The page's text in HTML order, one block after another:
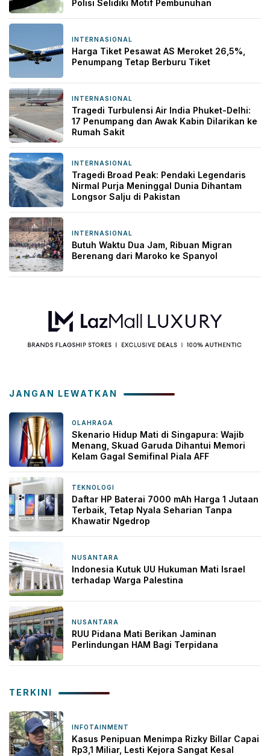
Polisi Selidiki Motif Pembunuhan
INTERNASIONAL
Harga Tiket Pesawat AS Meroket 26,5%,
Penumpang Tetap Berburu Tiket
INTERNASIONAL
Tragedi Turbulensi Air India Phuket-Delhi:
17 Penumpang dan Awak Kabin Dilarikan ke
Rumah Sakit
INTERNASIONAL
Tragedi Broad Peak: Pendaki Legendaris
Nirmal Purja Meninggal Dunia Dihantam
Longsor Salju di Pakistan
INTERNASIONAL
Butuh Waktu Dua Jam, Ribuan Migran
Berenang dari Maroko ke Spanyol
JANGAN LEWATKAN
OLAHRAGA
Skenario Hidup Mati di Singapura: Wajib
Menang, Skuad Garuda Dihantui Memori
Kelam Gagal Semifinal Piala AFF
TEKNOLOGI
Daftar HP Baterai 7000 mAh Harga 1 Jutaan
Terbaik, Tetap Nyala Seharian Tanpa
Khawatir Ngedrop
NUSANTARA
Indonesia Kutuk UU Hukuman Mati Israel
terhadap Warga Palestina
NUSANTARA
RUU Pidana Mati Berikan Jaminan
Perlindungan HAM Bagi Terpidana
TERKINI
INFOTAINMENT
Kasus Penipuan Menimpa Rizky Billar Capai
Rp3,1 Miliar, Lesti Kejora Sangat Kesal